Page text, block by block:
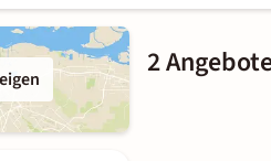
2